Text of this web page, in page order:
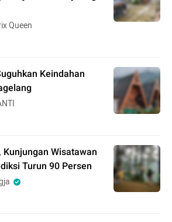
Queen
Keindahan
Kunjungan Wisatawan
Turun 90 Persen